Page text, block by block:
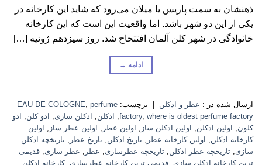
ذهنشان به سمت پاریس یا میلان می‌رود که شاید این کارخانه در
یکی از این دو شهر باشد. اما واقعیت این است که این کارخانه
خانوادگی در شهر کلن آلمان افتتحاح شد. روز سیزدهم ژوئیه […]
ادامه →
ارسال شده در : عطر و ادکلن برچسب: EAU DE COLOGNE, perfume
factory, where is oldest perfume factory
, ادکلن, ادکلن سازی, ادو کلن,
ادو
کلون, اولین ادکلن, اولین ادکلن ساز , اولین عطر , اولین عطر ساز , اولین
کارخانه ادکلن, اولین کارخانه عطر , تاریخ ادکلن, تاریخ عطر , تاریخچه ادکلن
سازی, تاریخچه عطر ادکلن, تاریخچه عطرسازی, عطر , عطر سازی, قدیمی
ترین کارخانه ادکلن سازی, قدیمی ترین کارخانه عطرسازی,کارخانه ادکلن